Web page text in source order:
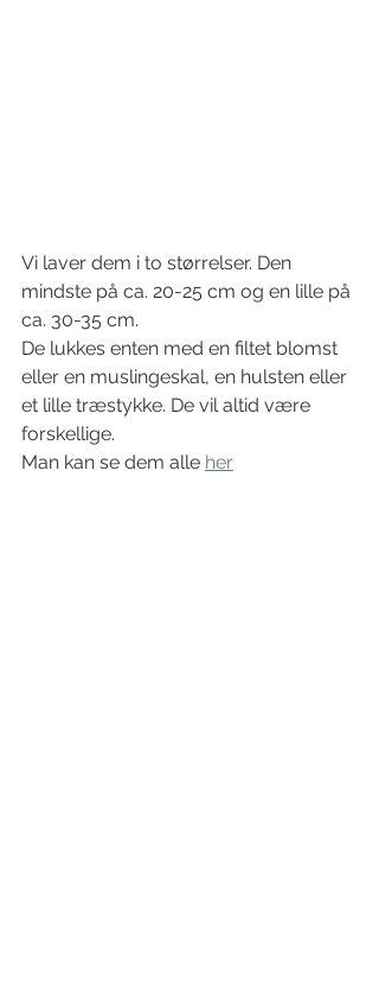
Vi laver dem i to størrelser. Den
mindste på ca. 20-25 cm og en lille på
ca. 30-35 cm.
De lukkes enten med en filtet blomst
eller en muslingeskal, en hulsten eller
et lille træstykke. De vil altid være
forskellige.
Man kan se dem alle her